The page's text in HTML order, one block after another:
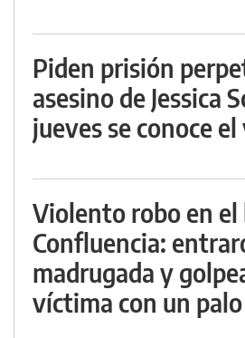
Piden prisión
asesino de Jessica
jueves se conoce
Violento robo en el
Confluencia:
madrugada y
víctima con un palo